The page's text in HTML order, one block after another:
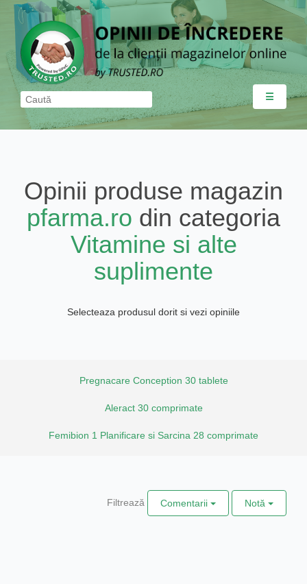
☰
Opinii produse magazin
pfarma.ro din categoria
Vitamine si alte
suplimente
Selecteaza produsul dorit si vezi opiniile
Pregnacare Conception 30 tablete
Aleract 30 comprimate
Femibion 1 Planificare si Sarcina 28 comprimate
Filtrează Comentarii Notă